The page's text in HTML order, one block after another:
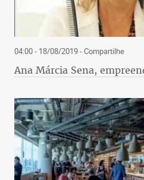
04:00 - 18/08/2019- Compartilhe
Ana Márcia Sena,